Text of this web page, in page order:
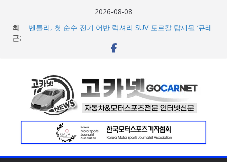
2026-08-08
최
근:
벤틀리, 첫 순수 전기 어반 럭셔리 SUV 토르칼 탑재될 ‘큐레
벤틀리서울, 광주 신세계백화점에서 호남지역 최초 브랜드
며 본격 대회 준비 돌입
현대차·기아, ‘2026 레드닷 어워드’에서 최우수상 2개·본상
15개 수상
[신차] BMW, 8월 온라인 한정 에디션 3종 출시… 11일
‘BMW 샵 온라인’ 판매 개시